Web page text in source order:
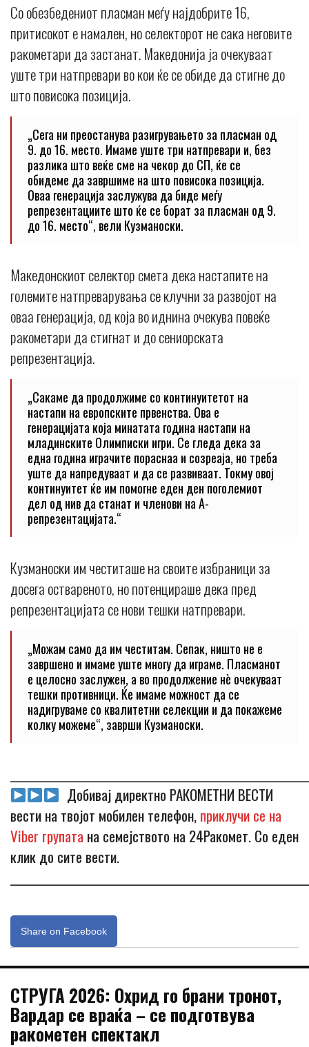
Со обезбедениот пласман меѓу најдобрите 16,
притисокот е намален, но селекторот не сака неговите
ракометари да застанат. Македонија ја очекуваат
уште три натпревари во кои ќе се обиде да стигне до
што повисока позиција.
„Сега ни преостанува разигрувањето за пласман од
9. до 16. место. Имаме уште три натпревари и, без
разлика што веќе сме на чекор до СП, ќе се
обидеме да завршиме на што повисока позиција.
Оваа генерација заслужува да биде меѓу
репрезентациите што ќе се борат за пласман од 9.
до 16. место“, вели Кузманоски.
Македонскиот селектор смета дека настапите на
големите натпреварувања се клучни за развојот на
оваа генерација, од која во иднина очекува повеќе
ракометари да стигнат и до сениорската
репрезентација.
„Сакаме да продолжиме со континуитетот на
настапи на европските првенства. Ова е
генерацијата која минатата година настапи на
младинските Олимписки игри. Се гледа дека за
една година играчите пораснаа и созреаја, но треба
уште да напредуваат и да се развиваат. Токму овој
континуитет ќе им помогне еден ден поголемиот
дел од нив да станат и членови на А-
репрезентацијата.“
Кузманоски им честиташе на своите избраници за
досега оствареното, но потенцираше дека пред
репрезентацијата се нови тешки натпревари.
„Можам само да им честитам. Сепак, ништо не е
завршено и имаме уште многу да играме. Пласманот
е целосно заслужен, а во продолжение нè очекуваат
тешки противници. Ќе имаме можност да се
надигруваме со квалитетни селекции и да покажеме
колку можеме“, заврши Кузманоски.
Добивај директно РАКОМЕТНИ ВЕСТИ
вести на твојот мобилен телефон,приклучи се на
Viber групата на семејството на 24Ракомет. Со еден
клик до сите вести.
Share on Facebook
СТРУГА 2026: Охрид го брани тронот,
Вардар се враќа – се подготвува
ракометен спектакл